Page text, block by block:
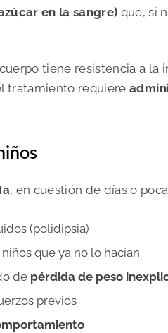
en la sangre) que, si
tiene resistencia a la
tratamiento requiere
, en cuestión de días o
(polidipsia)
que ya no lo hacían
de pérdida de peso
previos